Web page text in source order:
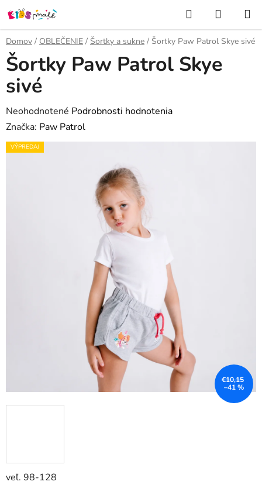
Prejsť
na
obsah
Hľadať
KOŠÍK
Domov / OBLEČENIE / Šortky a sukne / Šortky Paw Patrol Skye sivé
veľ. 98-128
Šortky Paw Patrol Skye
sivé
Priemerné
hodnotenie
produktu
Neohodnotené Podrobnosti hodnotenia
Značka: Paw Patrol
VÝPREDAJ
€10,15
–41 %